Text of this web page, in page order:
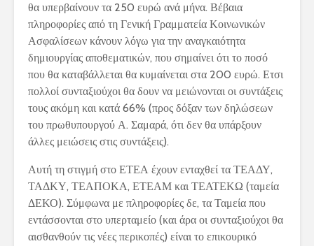
θα υπερβαίνουν τα 250 ευρώ ανά μήνα. Βέβαια
πληροφορίες από τη Γενική Γραμματεία Κοινωνικών
Ασφαλίσεων κάνουν λόγω για την αναγκαιότητα
δημιουργίας αποθεματικών, που σημαίνει ότι το ποσό
που θα καταβάλλεται θα κυμαίνεται στα 200 ευρώ. Ετσι
πολλοί συνταξιούχοι θα δουν να μειώνονται οι συντάξεις
τους ακόμη και κατά 66% (προς δόξαν των δηλώσεων
του πρωθυπουργού Α. Σαμαρά, ότι δεν θα υπάρξουν
άλλες μειώσεις στις συντάξεις).
Αυτή τη στιγμή στο ΕΤΕΑ έχουν ενταχθεί τα ΤΕΑΔΥ,
ΤΑΔΚΥ, ΤΕΑΠΟΚΑ, ΕΤΕΑΜ και ΤΕΑΤΕΚΩ (ταμεία
ΔΕΚΟ). Σύμφωνα με πληροφορίες δε, τα Ταμεία που
εντάσσονται στο υπερταμείο (και άρα οι συνταξιούχοι θα
αισθανθούν τις νέες περικοπές) είναι το επικουρικό